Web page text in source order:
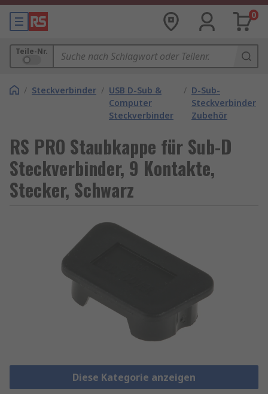
0
Teile-Nr.
/ Steckverbinder / USB D-Sub &
Computer
Steckverbinder
/ D-Sub-
Steckverbinder
Zubehör
RS PRO Staubkappe für Sub-D
Steckverbinder, 9 Kontakte,
Stecker, Schwarz
Diese Kategorie anzeigen